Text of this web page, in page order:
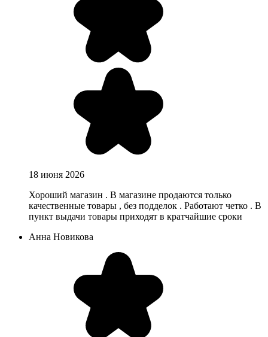
18 июня 2026
Хороший магазин . В магазине продаются только
качественные товары , без подделок . Работают четко . В
пункт выдачи товары приходят в кратчайшие сроки
Анна Новикова